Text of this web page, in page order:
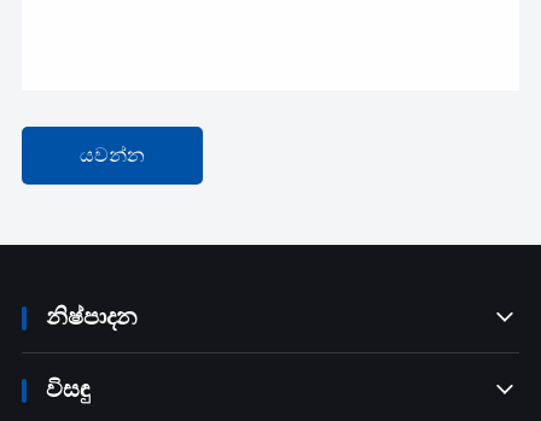
යවන්න
නිෂ්පාදන 
විසඳු 